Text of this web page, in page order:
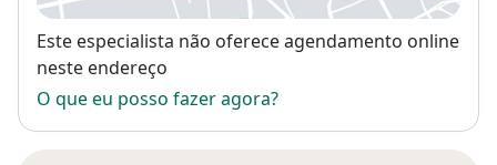
Disponibilidade
Este especialista não oferece agendamento online
neste endereço
O que eu posso fazer agora?